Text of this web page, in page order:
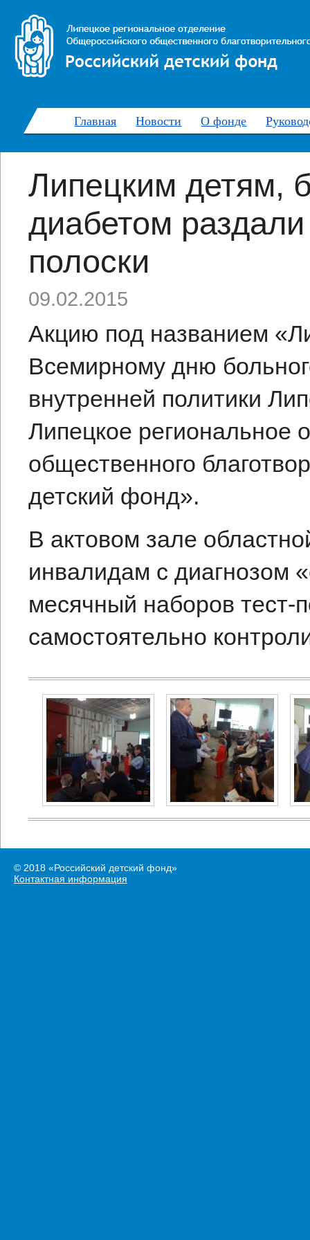
Главная Новости О фонде
Липецким детям,
диабетом
полоски
09.02.2015
Акцию под названием
Всемирному дню
внутренней политики
Липецкое региональное
общественного
детский фонд».
В актовом зале
инвалидам с диагнозом
месячный наборов тест-
самостоятельно
© 2018 «Российский детский фонд»
Контактная информация